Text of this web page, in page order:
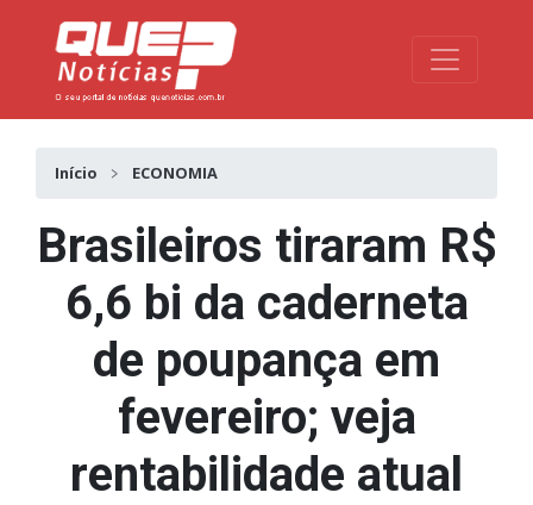
Toggle
Início ECONOMIA
Brasileiros tiraram R$
6,6 bi da caderneta
de poupança em
fevereiro; veja
rentabilidade atual